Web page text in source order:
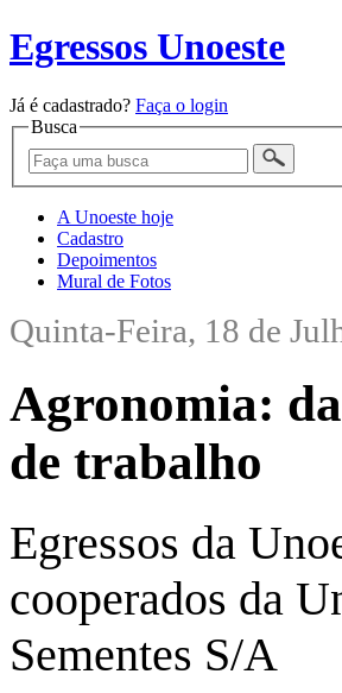
Egressos Unoeste
Já é cadastrado? Faça o login
Busca
A Unoeste hoje
Cadastro
Depoimentos
Mural de Fotos
Quinta-Feira, 18 de
Agronomia:
de trabalho
Egressos da
cooperados da
Sementes S/A